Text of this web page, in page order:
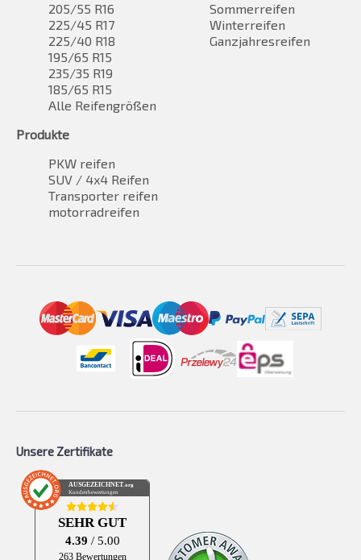
205/55 R16
225/45 R17
225/40 R18
195/65 R15
235/35 R19
185/65 R15
Alle Reifengrößen
Sommerreifen
Winterreifen
Ganzjahresreifen
Produkte
PKW reifen
SUV / 4x4 Reifen
Transporter reifen
motorradreifen
Unsere Zertifikate
AUSGEZEICHNET .org
Kundenbewertungen
SEHR GUT
4.39 / 5.00
263 Bewertungen